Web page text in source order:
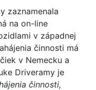
zaznamenala
na on-line
v západnej
činnosti má
v Nemecku a
Driveramy je
činnosti,